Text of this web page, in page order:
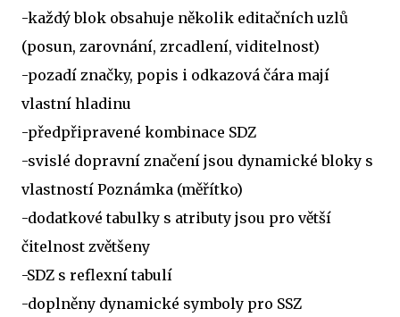
-každý blok obsahuje několik editačních uzlů
(posun, zarovnání, zrcadlení, viditelnost)
-pozadí značky, popis i odkazová čára mají
vlastní hladinu
-předpřipravené kombinace SDZ
-svislé dopravní značení jsou dynamické bloky s
vlastností Poznámka (měřítko)
-dodatkové tabulky s atributy jsou pro větší
čitelnost zvětšeny
-SDZ s reflexní tabulí
-doplněny dynamické symboly pro SSZ